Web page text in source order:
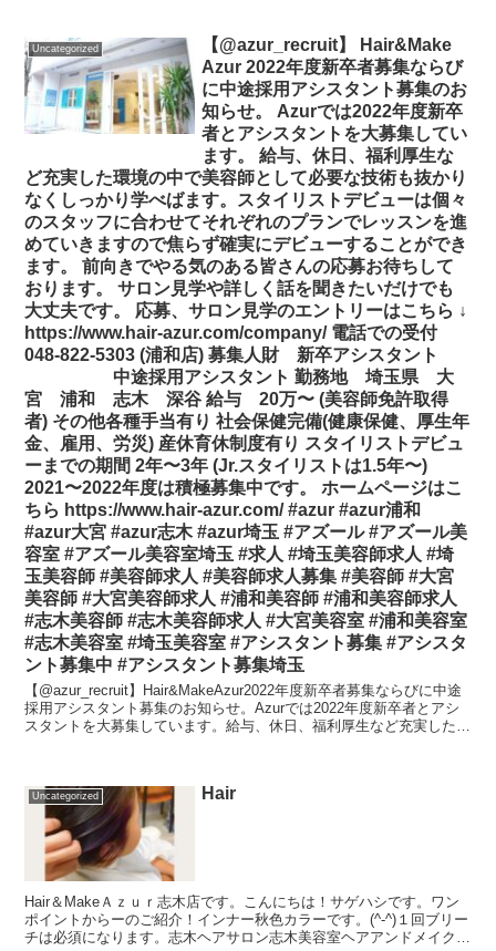
Uncategorized
【@azur_recruit】 Hair&Make
Azur 2022年度新卒者募集ならび
に中途採用アシスタント募集のお
知らせ。 Azurでは2022年度新卒
者とアシスタントを大募集してい
ます。 給与、休日、福利厚生な
ど充実した環境の中で美容師として必要な技術も抜かり
なくしっかり学べばます。スタイリストデビューは個々
のスタッフに合わせてそれぞれのプランでレッスンを進
めていきますので焦らず確実にデビューすることができ
ます。 前向きでやる気のある皆さんの応募お待ちして
おります。 サロン見学や詳しく話を聞きたいだけでも
大丈夫です。 応募、サロン見学のエントリーはこちら ↓
https://www.hair-azur.com/company/ 電話での受付
048-822-5303 (浦和店) 募集人財 新卒アシスタント
中途採用アシスタント 勤務地 埼玉県 大
宮 浦和 志木 深谷 給与 20万〜 (美容師免許取得
者) その他各種手当有り 社会保健完備(健康保健、厚生年
金、雇用、労災) 産休育休制度有り スタイリストデビュ
ーまでの期間 2年〜3年 (Jr.スタイリストは1.5年〜)
2021〜2022年度は積極募集中です。 ホームページはこ
ちら https://www.hair-azur.com/ #azur #azur浦和
#azur大宮 #azur志木 #azur埼玉 #アズール #アズール美
容室 #アズール美容室埼玉 #求人 #埼玉美容師求人 #埼
玉美容師 #美容師求人 #美容師求人募集 #美容師 #大宮
美容師 #大宮美容師求人 #浦和美容師 #浦和美容師求人
#志木美容師 #志木美容師求人 #大宮美容室 #浦和美容室
#志木美容室 #埼玉美容室 #アシスタント募集 #アシスタ
ント募集中 #アシスタント募集埼玉
【@azur_recruit】Hair&MakeAzur2022年度新卒者募集ならびに中途
採用アシスタント募集のお知らせ。Azurでは2022年度新卒者とアシ
スタントを大募集しています。給与、休日、福利厚生など充実した環
Uncategorized Hair
Hair＆MakeＡｚｕｒ志木店です。こんにちは！サゲハシです。ワン
ポイントからーのご紹介！インナー秋色カラーです。(^-^)１回ブリー
チは必須になります。志木ヘアサロン志木美容室ヘアアンドメイクア